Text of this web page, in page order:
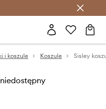
Club >
i koszule Koszule Sisley